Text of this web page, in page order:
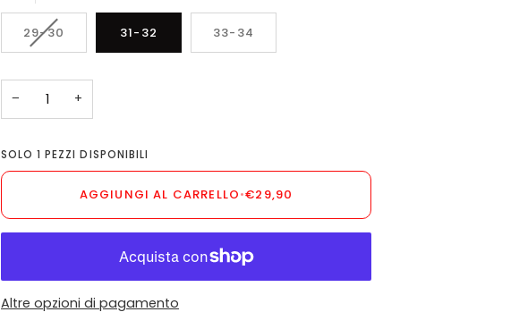
29-30VARIANTE
ESAURITA
NON
DISPONIBILE
31-32 33-34
− +
SOLO1 PEZZI DISPONIBILI
AGGIUNGI AL CARRELLO•€29,90
Altre opzioni di pagamento